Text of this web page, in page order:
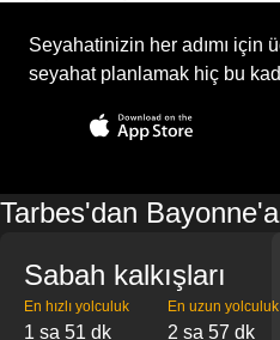
Seyahatinizin her adımı için
seyahat planlamak hiç bu
Tarbes'dan
Sabah kalkışları
En hızlı yolculuk
1 sa 51 dk
En uzun yolculuk
2 sa 57 dk